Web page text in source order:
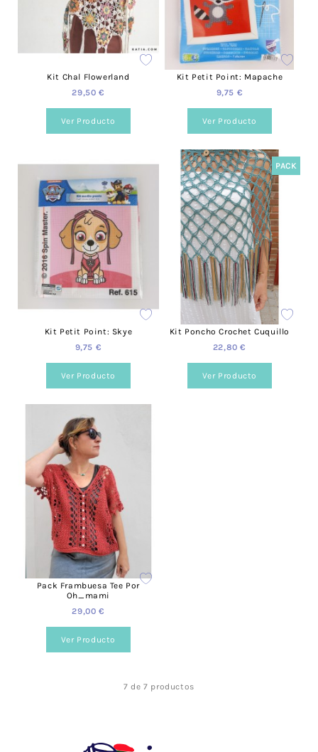
Kit Chal Flowerland
29,50 €
Ver Producto
Kit Petit Point: Mapache
9,75 €
Ver Producto
Kit Petit Point: Skye
9,75 €
Ver Producto
Kit Poncho Crochet Cuquillo
PACK
22,80 €
Ver Producto
Pack Frambuesa Tee Por
Oh_mami
29,00 €
Ver Producto
7 de 7 productos